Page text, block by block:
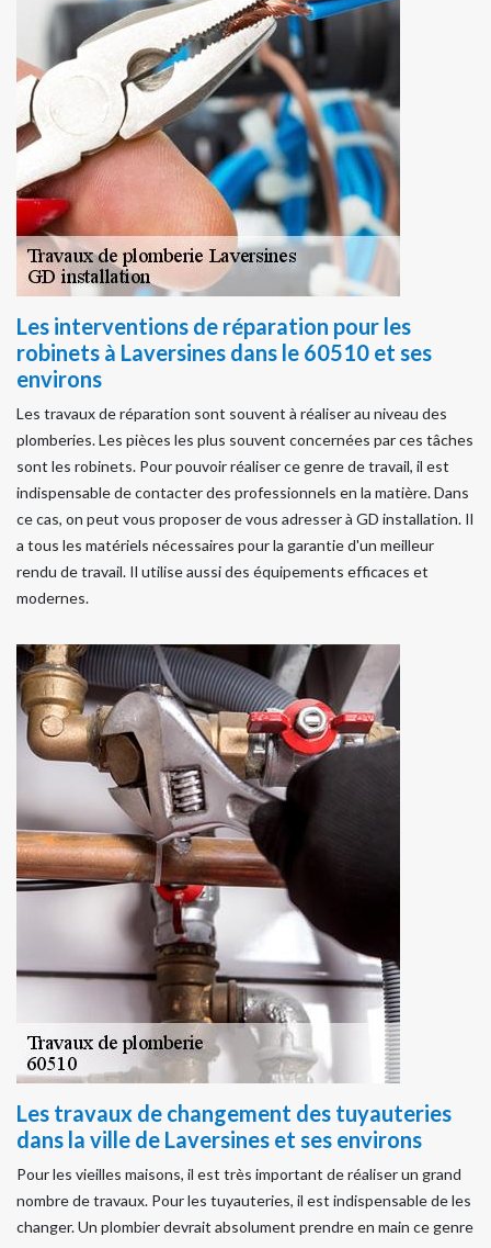
Les interventions de réparation pour les
robinets à Laversines dans le 60510 et ses
environs
Les travaux de réparation sont souvent à réaliser au niveau des
plomberies. Les pièces les plus souvent concernées par ces tâches
sont les robinets. Pour pouvoir réaliser ce genre de travail, il est
indispensable de contacter des professionnels en la matière. Dans
ce cas, on peut vous proposer de vous adresser à GD installation. Il
a tous les matériels nécessaires pour la garantie d'un meilleur
rendu de travail. Il utilise aussi des équipements efficaces et
modernes.
Les travaux de changement des tuyauteries
dans la ville de Laversines et ses environs
Pour les vieilles maisons, il est très important de réaliser un grand
nombre de travaux. Pour les tuyauteries, il est indispensable de les
changer. Un plombier devrait absolument prendre en main ce genre